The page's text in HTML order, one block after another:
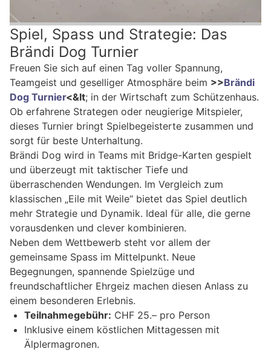
Spiel, Spass und Strategie: Das
Brändi Dog Turnier
Freuen Sie sich auf einen Tag voller Spannung,
Teamgeist und geselliger Atmosphäre beim >>Brändi
Dog Turnier<&lt; in der Wirtschaft zum Schützenhaus.
Ob erfahrene Strategen oder neugierige Mitspieler,
dieses Turnier bringt Spielbegeisterte zusammen und
sorgt für beste Unterhaltung.
Brändi Dog wird in Teams mit Bridge-Karten gespielt
und überzeugt mit taktischer Tiefe und
überraschenden Wendungen. Im Vergleich zum
klassischen „Eile mit Weile“ bietet das Spiel deutlich
mehr Strategie und Dynamik. Ideal für alle, die gerne
vorausdenken und clever kombinieren.
Neben dem Wettbewerb steht vor allem der
gemeinsame Spass im Mittelpunkt. Neue
Begegnungen, spannende Spielzüge und
freundschaftlicher Ehrgeiz machen diesen Anlass zu
einem besonderen Erlebnis.
Teilnahmegebühr: CHF 25.– pro Person
Inklusive einem köstlichen Mittagessen mit
Älplermagronen.